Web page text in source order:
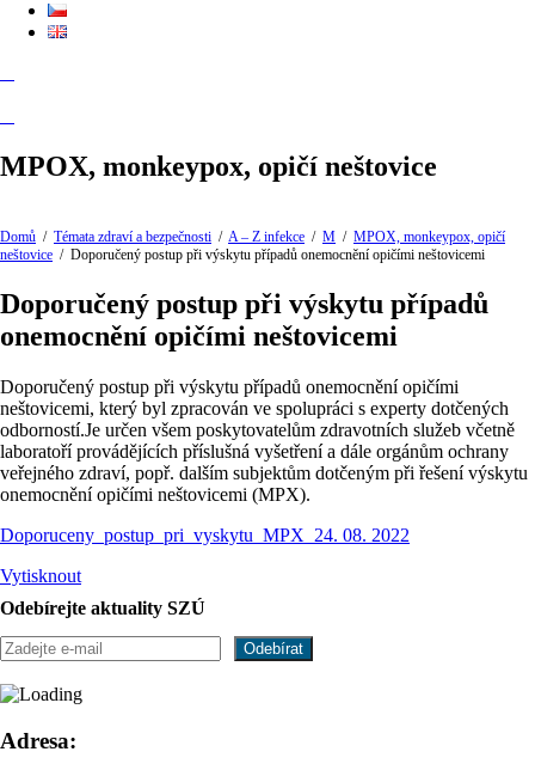
MPOX, monkeypox, opičí neštovice
Domů / Témata zdraví a bezpečnosti / A – Z infekce / M / MPOX, monkeypox, opičí
neštovice / Doporučený postup při výskytu případů onemocnění opičími neštovicemi
Doporučený postup při výskytu případů
onemocnění opičími neštovicemi
Doporučený postup při výskytu případů onemocnění opičími
neštovicemi, který byl zpracován ve spolupráci s experty dotčených
odborností.Je určen všem poskytovatelům zdravotních služeb včetně
laboratoří provádějících příslušná vyšetření a dále orgánům ochrany
veřejného zdraví, popř. dalším subjektům dotčeným při řešení výskytu
onemocnění opičími neštovicemi (MPX).
Doporuceny_postup_pri_vyskytu_MPX_24. 08. 2022
Vytisknout
Odebírejte aktuality SZÚ
Adresa: